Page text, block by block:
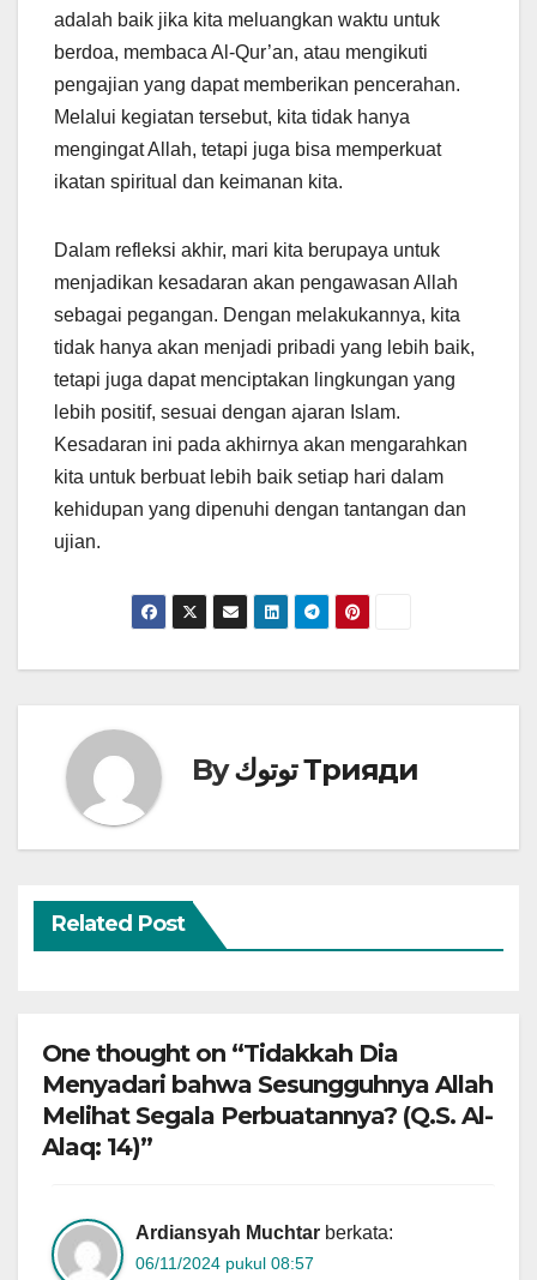
adalah baik jika kita meluangkan waktu untuk
berdoa, membaca Al-Qur’an, atau mengikuti
pengajian yang dapat memberikan pencerahan.
Melalui kegiatan tersebut, kita tidak hanya
mengingat Allah, tetapi juga bisa memperkuat
ikatan spiritual dan keimanan kita.
Dalam refleksi akhir, mari kita berupaya untuk
menjadikan kesadaran akan pengawasan Allah
sebagai pegangan. Dengan melakukannya, kita
tidak hanya akan menjadi pribadi yang lebih baik,
tetapi juga dapat menciptakan lingkungan yang
lebih positif, sesuai dengan ajaran Islam.
Kesadaran ini pada akhirnya akan mengarahkan
kita untuk berbuat lebih baik setiap hari dalam
kehidupan yang dipenuhi dengan tantangan dan
ujian.
By توتوك Трияди
Related Post
One thought on “Tidakkah Dia
Menyadari bahwa Sesungguhnya Allah
Melihat Segala Perbuatannya? (Q.S. Al-
Alaq: 14)”
Ardiansyah Muchtar berkata:
06/11/2024 pukul 08:57